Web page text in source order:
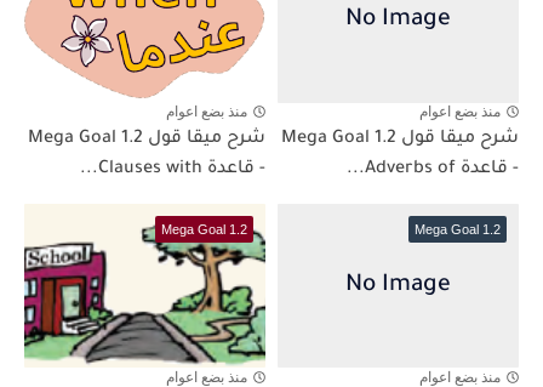
منذ بضع اعوام
شرح ميقا قول 1.2 Mega Goal
- قاعدة Adverbs of...
منذ بضع اعوام
شرح ميقا قول 1.2 Mega Goal
- قاعدة Clauses with...
Mega Goal 1.2
منذ بضع اعوام
Mega Goal 1.2
منذ بضع اعوام